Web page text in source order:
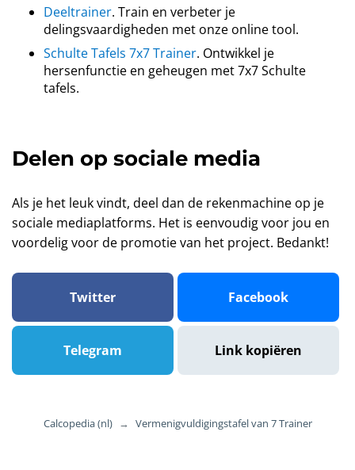
Deeltrainer. Train en verbeter je
delingsvaardigheden met onze online tool.
Schulte Tafels 7x7 Trainer. Ontwikkel je
hersenfunctie en geheugen met 7x7 Schulte
tafels.
Delen op sociale media
Als je het leuk vindt, deel dan de rekenmachine op je
sociale mediaplatforms. Het is eenvoudig voor jou en
voordelig voor de promotie van het project. Bedankt!
Twitter Facebook
Telegram Link kopiëren
Calcopedia (nl) → Vermenigvuldigingstafel van 7 Trainer